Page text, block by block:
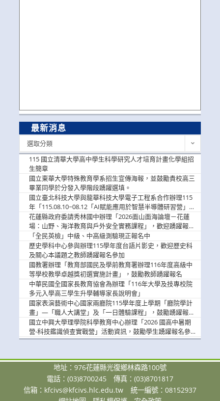
最新消息
選取分類
115 國立清華大學高中學生科學研究人才培育計畫化學組招
生簡章
國立東華大學特殊教育學系招生宣傳海報，並鼓勵貴校高三
畢業同學於分發入學階段踴躍選填。
國立臺北科技大學與龍華科技大學電子工程系合作辦理115
年「115.08.10~08.12「AI賦能應用於智慧半導體研習營」，
歡迎學生踴躍報名參加
花蓮縣政府委請秀林國中辦理「2026面山面海論壇－花蓮
場：山野、海洋教育與戶外安全實務課程」，歡迎踴躍報名
參加
「全民英檢」中級、中高級測驗現正報名中
歷史學科中心參與辦理115學年度台語片影史，歡迎歷史科
及關心本議題之教師踴躍報名參加
國教署辦理「教育部國民及學前教育署辦理116年度高級中
等學校教學卓越獎初選實施計畫」，鼓勵教師踴躍報名
中華民國全國家長教育協會為辦理「116年大學及技專校院
多元入學高三學生升學輔導家長說明會」
國家表演藝術中心國家兩廳院115學年度上學期「廳院學計
畫」—「職人大講堂」及「一日體驗課程」，鼓勵踴躍報名
參與。
國立中興大學理學院科學教育中心辦理「2026 國高中暑期
營-科技鑑識偵查實戰營」活動資訊，鼓勵學生踴躍報名參
加。
地址：976花蓮縣光復鄉林森路100號
電話：(03)8700245
傳真：(03)8701817
信箱： kfcivs@kfcivs.hlc.edu.tw
統一編號：08152937